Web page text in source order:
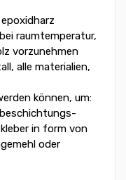
epoxidharz
raumtemperatur,
vorzunehmen
alle materialien,
können, um:
in form von
oder